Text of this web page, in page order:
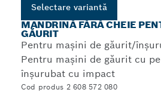
Selectare variantă
MANDRINĂ FĂRĂ CHEIE
GĂURIT
Pentru mașini de găurit/
Pentru mașini de găurit cu
înșurubat cu impact
Cod produs 2 608 572 080